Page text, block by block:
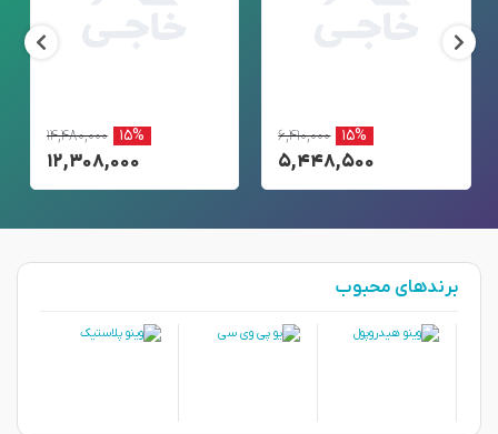
۶,۴۱۰,۰۰۰ ۱۵%
۵,۴۴۸,۵۰۰
۱۴,۴۸۰,۰۰۰ ۱۵%
۱۲,۳۰۸,۰۰۰
برندهای محبوب